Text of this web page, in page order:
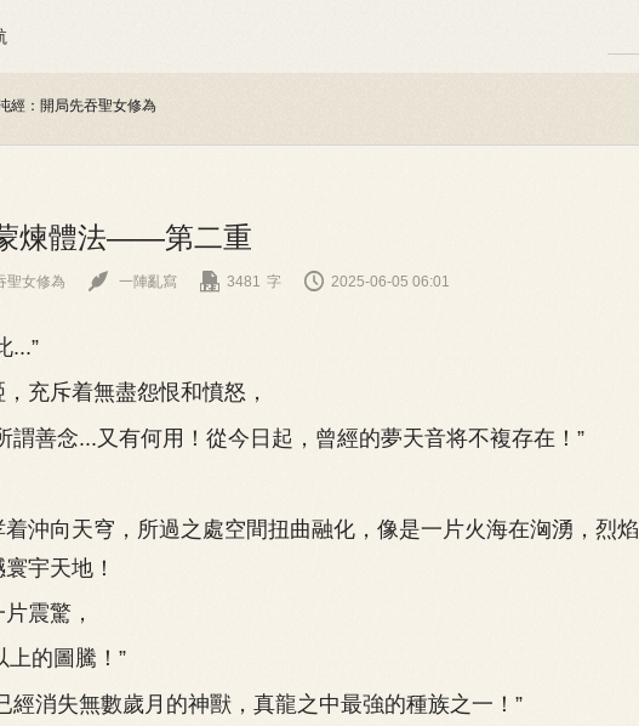
經：開局先吞聖女修為
煉體法——第二重
聖女修為  一陣亂寫  3481 字  2025-06-05 06:01
...”
斥着無盡怨恨和憤怒，
善念...又有何用！從今日起，曾經的夢天音将不複存在！”
向天穹，所過之處空間扭曲融化，像是一片火海在洶湧，烈焰
宇天地！
震驚，
的圖騰！”
消失無數歲月的神獸，真龍之中最強的種族之一！”